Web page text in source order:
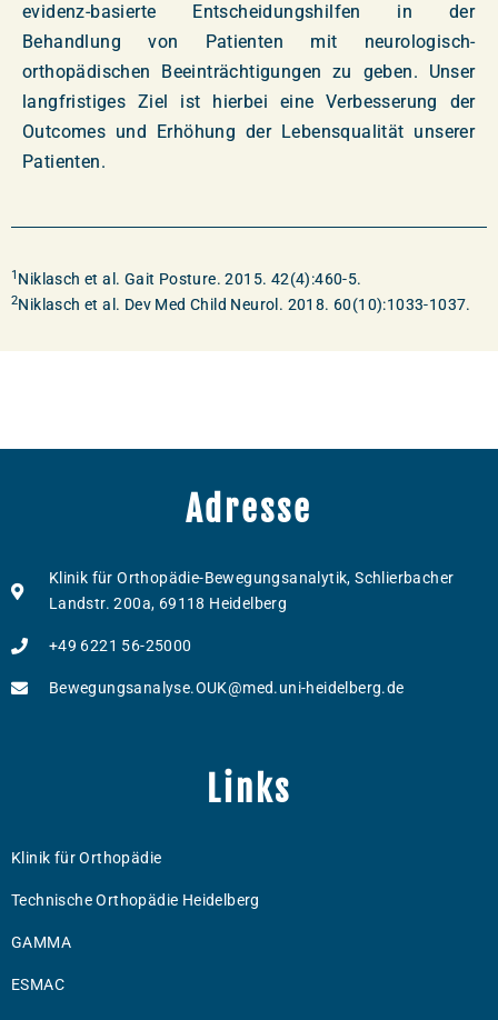
evidenz-basierte Entscheidungshilfen in der
Behandlung von Patienten mit neurologisch-
orthopädischen Beeinträchtigungen zu geben. Unser
langfristiges Ziel ist hierbei eine Verbesserung der
Outcomes und Erhöhung der Lebensqualität unserer
Patienten.
1 Niklasch et al. Gait Posture. 2015. 42(4):460-5.
2Niklasch et al. Dev Med Child Neurol. 2018. 60(10):1033-1037.
Adresse
Klinik für Orthopädie-Bewegungsanalytik, Schlierbacher
Landstr. 200a, 69118 Heidelberg
+49 6221 56-25000
Bewegungsanalyse.OUK@med.uni-heidelberg.de
Links
Klinik für Orthopädie
Technische Orthopädie Heidelberg
GAMMA
ESMAC